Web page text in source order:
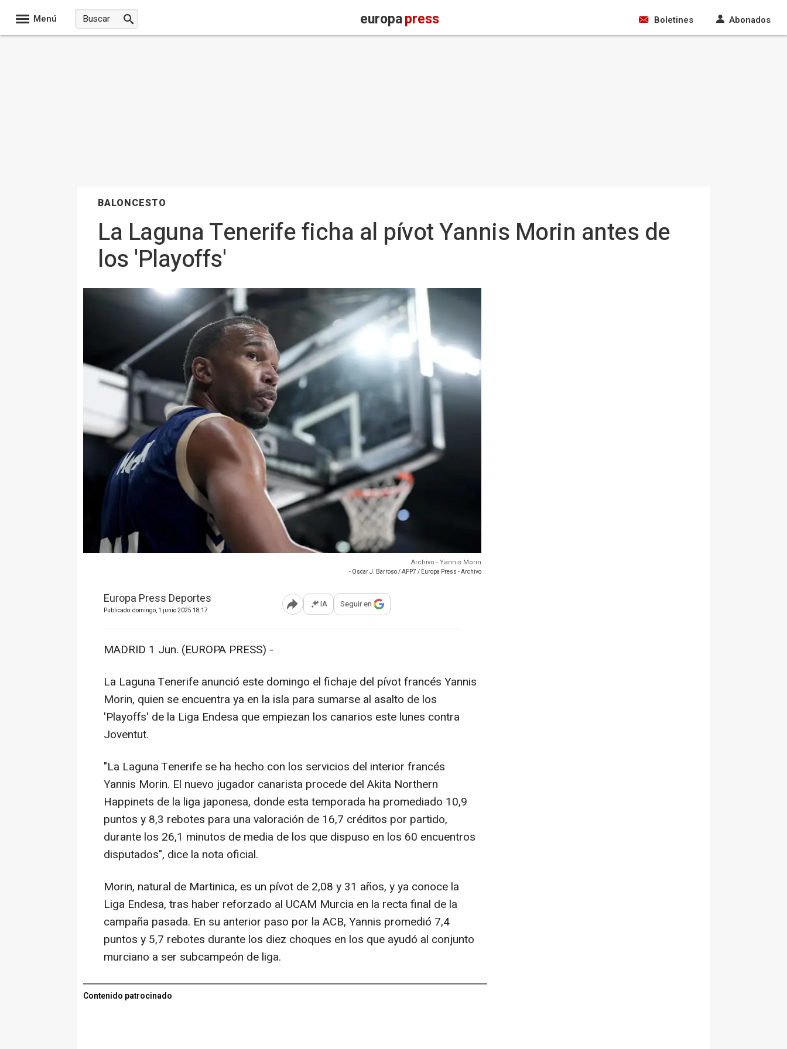
Menú europapress Boletines Abonados
BALONCESTO
La Laguna Tenerife ficha al pívot Yannis Morin antes de
los 'Playoffs'
Archivo - Yannis Morin
- Oscar J. Barroso / AFP7 / Europa Press - Archivo
Europa Press Deportes
Publicado: domingo, 1 junio 2025 18:17 Abrir opciones para compartir
IA Seguir en
MADRID 1 Jun. (EUROPA PRESS) -
La Laguna Tenerife anunció este domingo el fichaje del pívot francés Yannis
Morin, quien se encuentra ya en la isla para sumarse al asalto de los
'Playoffs' de la Liga Endesa que empiezan los canarios este lunes contra
Joventut.
"La Laguna Tenerife se ha hecho con los servicios del interior francés
Yannis Morin. El nuevo jugador canarista procede del Akita Northern
Happinets de la liga japonesa, donde esta temporada ha promediado 10,9
puntos y 8,3 rebotes para una valoración de 16,7 créditos por partido,
durante los 26,1 minutos de media de los que dispuso en los 60 encuentros
disputados", dice la nota oficial.
Morin, natural de Martinica, es un pívot de 2,08 y 31 años, y ya conoce la
Liga Endesa, tras haber reforzado al UCAM Murcia en la recta final de la
campaña pasada. En su anterior paso por la ACB, Yannis promedió 7,4
puntos y 5,7 rebotes durante los diez choques en los que ayudó al conjunto
murciano a ser subcampeón de liga.
Contenido patrocinado